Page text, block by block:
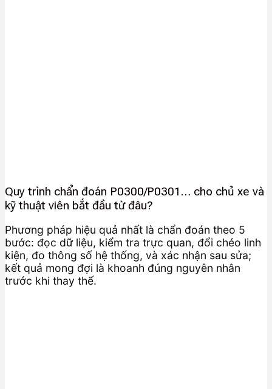
Quy trình chẩn đoán P0300/P0301… cho chủ xe và
kỹ thuật viên bắt đầu từ đâu?
Phương pháp hiệu quả nhất là chẩn đoán theo 5
bước: đọc dữ liệu, kiểm tra trực quan, đổi chéo linh
kiện, đo thông số hệ thống, và xác nhận sau sửa;
kết quả mong đợi là khoanh đúng nguyên nhân
trước khi thay thế.